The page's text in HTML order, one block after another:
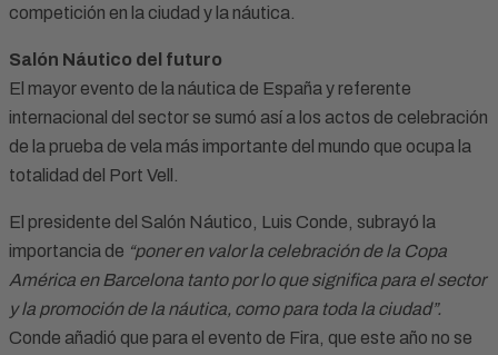
competición en la ciudad y la náutica.
Salón Náutico del futuro
El mayor evento de la náutica de España y referente
internacional del sector se sumó así a los actos de celebración
de la prueba de vela más importante del mundo que ocupa la
totalidad del Port Vell.
El presidente del Salón Náutico, Luis Conde, subrayó la
importancia de “poner en valor la celebración de la Copa
América en Barcelona tanto por lo que significa para el sector
y la promoción de la náutica, como para toda la ciudad”.
Conde añadió que para el evento de Fira, que este año no se